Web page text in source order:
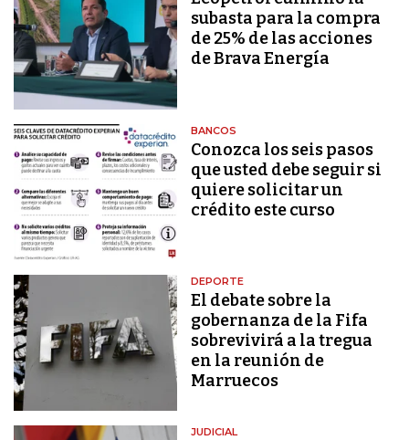
subasta para la compra
de 25% de las acciones
de Brava Energía
BANCOS
Conozca los seis pasos
que usted debe seguir si
quiere solicitar un
crédito este curso
DEPORTE
El debate sobre la
gobernanza de la Fifa
sobrevivirá a la tregua
en la reunión de
Marruecos
JUDICIAL